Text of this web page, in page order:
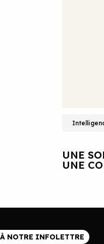
UNE
UNE
NOTRE INFOLETTRE